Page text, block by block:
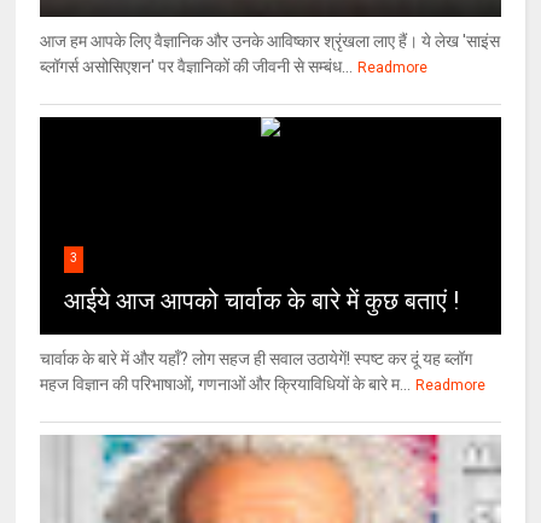
आज हम आपके लिए वैज्ञानिक और उनके आविष्कार श्रृंखला लाए हैं। ये लेख 'साइंस
ब्लॉगर्स असोसिएशन' पर वैज्ञा‍निकों की जीवनी से सम्बंध...
Readmore
3
आईये आज आपको चार्वाक के बारे में कुछ बताएं !
चार्वाक के बारे में और यहाँ? लोग सहज ही सवाल उठायेगें! स्पष्ट कर दूं यह ब्लॉग
महज विज्ञान की परिभाषाओं, गणनाओं और क्रियाविधियों के बारे म...
Readmore